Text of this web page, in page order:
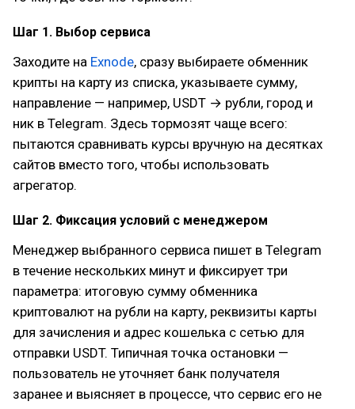
Шаг 1. Выбор сервиса
Заходите на Exnode, сразу выбираете обменник
крипты на карту из списка, указываете сумму,
направление — например, USDT → рубли, город и
ник в Telegram. Здесь тормозят чаще всего:
пытаются сравнивать курсы вручную на десятках
сайтов вместо того, чтобы использовать
агрегатор.
Шаг 2. Фиксация условий с менеджером
Менеджер выбранного сервиса пишет в Telegram
в течение нескольких минут и фиксирует три
параметра: итоговую сумму обменника
криптовалют на рубли на карту, реквизиты карты
для зачисления и адрес кошелька с сетью для
отправки USDT. Типичная точка остановки —
пользователь не уточняет банк получателя
заранее и выясняет в процессе, что сервис его не